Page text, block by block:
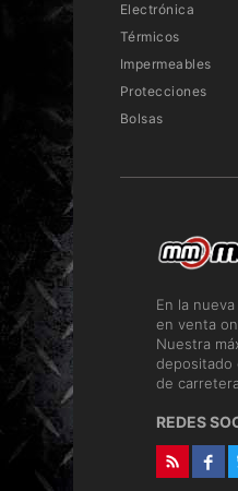
Electrónica
Térmicos
Impermeables
Protecciones
Bolsas
En la
en venta
Nuestra
depositado
de
REDES